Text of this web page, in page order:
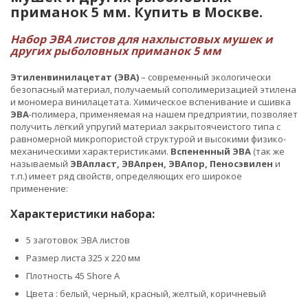
приманок 5 мм. Купить в Москве.
Набор ЭВА листов для нахлыстовых мушек и
других рыболовных приманок 5 мм
Этиленвинилацетат (ЭВА)– современный экологически
безопасный материал, получаемый сополимеризацией этилена
и мономера винилацетата. Химическое вспенивание и сшивка
ЭВА-полимера, применяемая на нашем предприятии, позволяет
получить лёгкий упругий материал закрытоячеистого типа с
равномерной микропористой структурой и высокими физико-
механическими характеристиками. Вспененный ЭВА (так же
называемый ЭВАпласт, ЭВАпрен, ЭВАпор, Пеносэвилен и
т.п.) имеет ряд свойств, определяющих его широкое
применение:
Характеристики набора:
5 заготовок ЭВА листов
Размер листа 325 х 220 мм
Плотность 45 Shore A
Цвета : белый, черный, красный, желтый, коричневый